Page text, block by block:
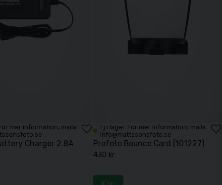
mer information, maila
Charger 2.8A
Ej i lager. För mer information, maila
info@mattssonsfoto.se
Profoto Bounce Card (101227)
430 kr